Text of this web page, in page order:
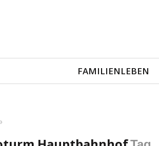
FAMILIENLEBEN